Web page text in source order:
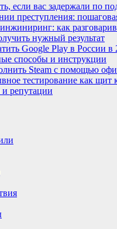
если вас задержали по
преступления:
как
нужный результат
Google Play в России в
способы и инструкции
Steam с помощью
тестирование как щит
репутации